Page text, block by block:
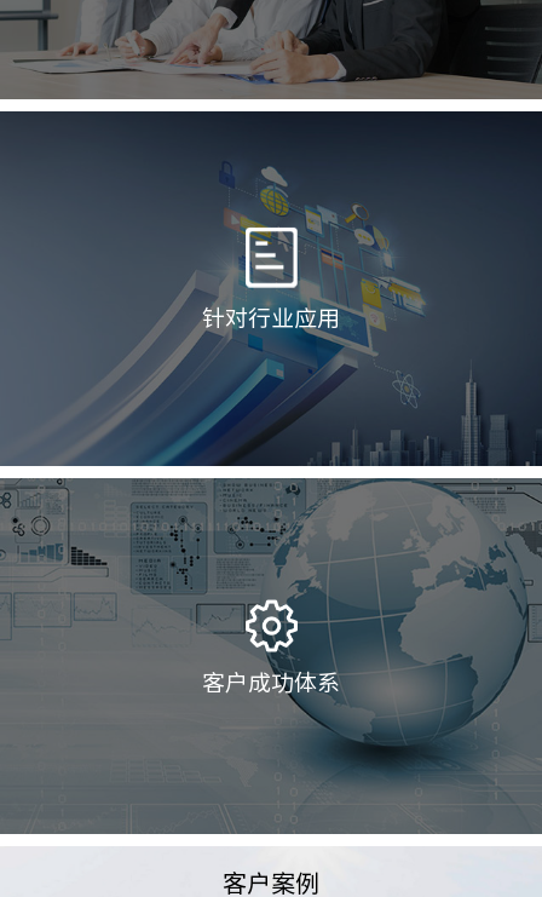
T+Cloud 好会计 好生意
畅云管家
针对行业应用
杰创自主研发产品-食品行业解决方案（MES）
营销管理平台（经销商订货平台）
企业数智化和AI应用定制开发 现代服务业
政府事业单位解决方案 装备与离散制造
消费品 流程制造
客户成功体系
客户化开发
客户案例